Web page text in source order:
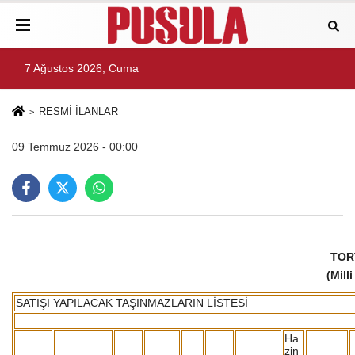
7 Ağustos 2026, Cuma
RESMİ İLANLAR
09 Temmuz 2026 - 00:00
(Milli
SATIŞI YAPILACAK TAŞINMAZLARIN LİSTESİ
Ha
zin